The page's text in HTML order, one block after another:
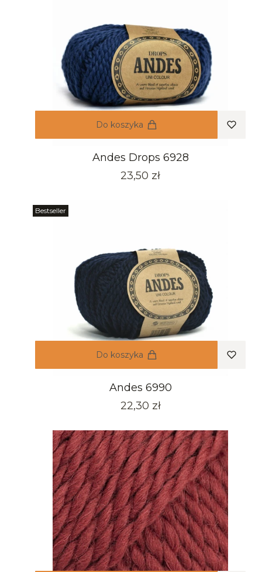
Do koszyka
Andes Drops 6928
Cena
23,50 zł
Bestseller
Do koszyka
Andes 6990
Cena
22,30 zł